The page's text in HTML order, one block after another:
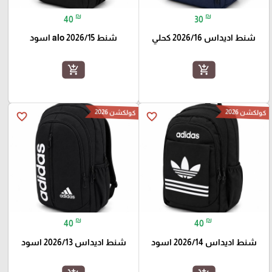
30 ₪
شنط اديداس 2026/16 كحلي
add_shopping_cart
40 ₪
شنط alo 2026/15 اسود
add_shopping_cart
favorite_border كولكشن 2026
40 ₪
شنط اديداس 2026/14 اسود
favorite_border كولكشن 2026
40 ₪
شنط اديداس 2026/13 اسود